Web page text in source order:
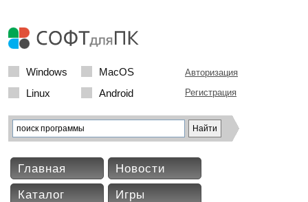
Windows
MacOS
Linux
Android
Авторизация
Регистрация
Главная
Новости
Каталог
Игры